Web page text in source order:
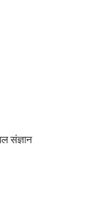
संज्ञान